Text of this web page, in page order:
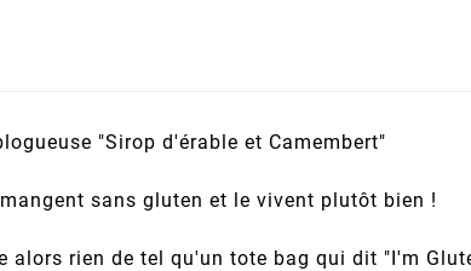
"Sirop d'érable et Camembert"
sans gluten et le vivent plutôt bien !
alors rien de tel qu'un tote bag qui dit "I'm